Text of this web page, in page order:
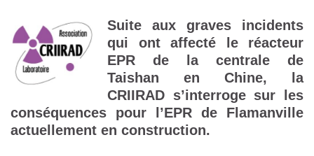
Suite aux graves
incidents
qui ont affecté le réacteur
EPR de la centrale de
Taishan en Chine, la
CRIIRAD s’interroge sur les
conséquences pour l’EPR de Flamanville
actuellement en construction.